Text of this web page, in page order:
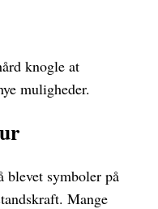
knogle at
muligheder.
blevet symboler på
Mange